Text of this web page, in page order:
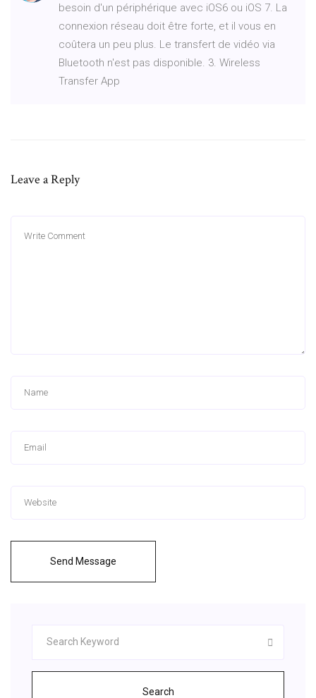
besoin d'un périphérique avec iOS6 ou iOS 7. La
connexion réseau doit être forte, et il vous en
coûtera un peu plus. Le transfert de vidéo via
Bluetooth n'est pas disponible. 3. Wireless
Transfer App
Leave a Reply
Send Message
Search